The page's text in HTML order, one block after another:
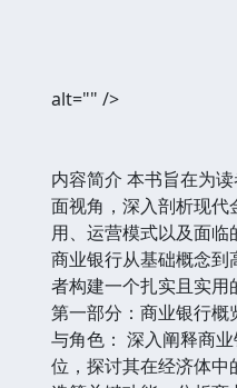
alt="" />
内容简介 本书旨在为
面视角，深入剖析现
用、运营模式以及面
商业银行从基础概念
者构建一个扎实且实用
第一部分：商业银行
与角色： 深入阐释商
位，探讨其在经济体中